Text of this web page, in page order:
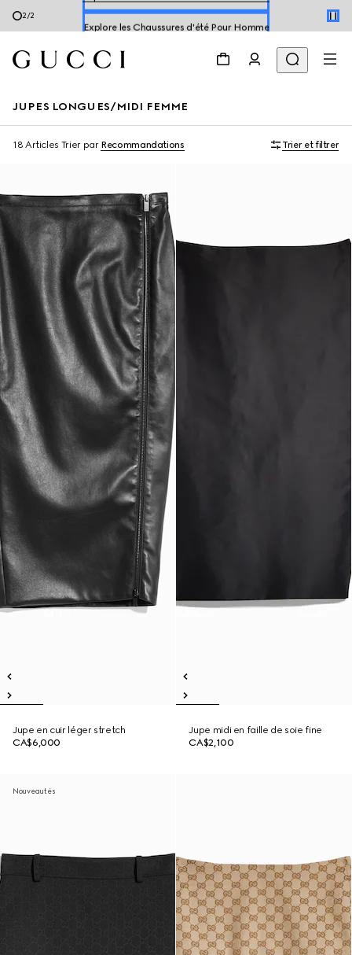
2/2 Explore les Chaussures d'été Pour Homme
JUPES LONGUES/MIDI FEMME
18 Articles Trier par Recommandations Trier et filtrer
Jupe en cuir léger stretch
CA$6,000
Jupe midi en faille de soie fine
CA$2,100
Nouveautés